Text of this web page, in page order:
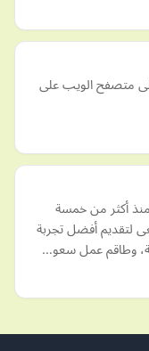
متصفح الويب على
منذ أكثر من خمسة
لتقديم أفضل تجربة
وطاقم عمل سعو…